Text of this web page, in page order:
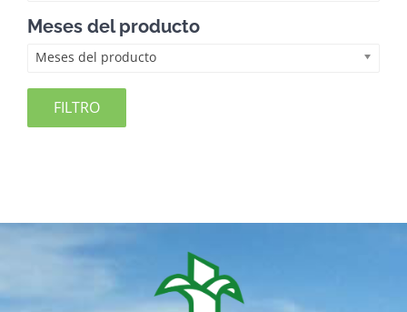
Meses del producto
Meses del producto
FILTRO